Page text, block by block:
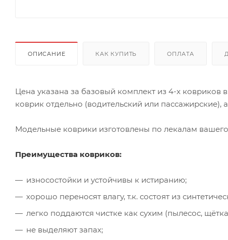
ОПИСАНИЕ КАК КУПИТЬ ОПЛАТА
Цена указана за базовый комплект из 4-х
коврик отдельно (водительский или пассажирские),
Модельные коврики изготовлены по лекалам
Преимущества ковриков:
износостойки и устойчивы к истиранию;
хорошо переносят влагу, т.к. состоят из
легко поддаются чистке как сухим (пылесос,
не выделяют запах;